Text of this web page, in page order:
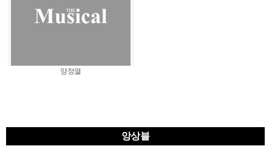
양정열
앙상블